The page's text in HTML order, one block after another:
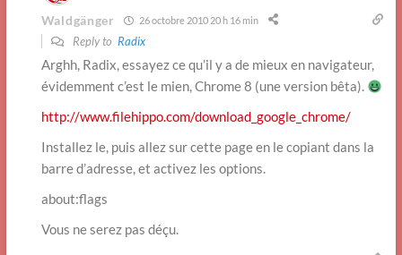
Waldgänger 26 octobre 2010 20 h 16 min
Reply to Radix
Arghh, Radix, essayez ce qu’il y a de mieux en navigateur,
évidemment c’est le mien, Chrome 8 (une version bêta).
http://www.filehippo.com/download_google_chrome/
Installez le, puis allez sur cette page en le copiant dans la
barre d’adresse, et activez les options.
about:flags
Vous ne serez pas déçu.